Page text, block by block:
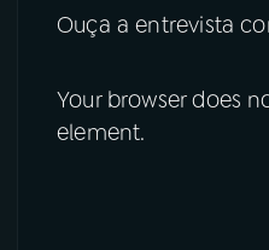
Ouça a entrevista
Your browser does
element.